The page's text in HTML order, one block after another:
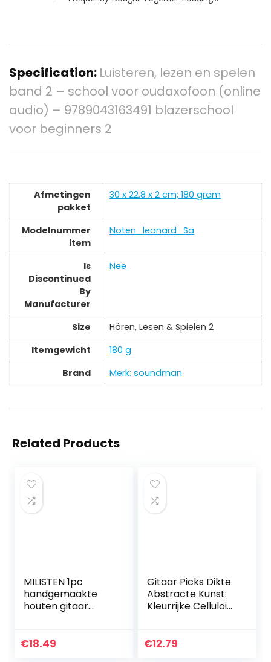
Specification: Luisteren, lezen en spelen
band 2 – school voor oudaxofoon (online
audio) – 9789043163491 blazerschool
voor beginners 2
Afmetingen
pakket
‎30 x 22.8 x 2 cm; 180 gram
Modelnummer
item
‎Noten_leonard_Sa
Is
Discontinued
By
Manufacturer
‎Nee
Size
‎Hören, Lesen & Spielen 2
Itemgewicht
‎180 g
Brand
Merk: soundman
Related Products
MILISTEN 1pc
handgemaakte
houten gitaar
muziekliefhebbers
€18.49
Gitaar Picks Dikte
Abstracte Kunst:
Kleurrijke Celluloid
Bass Elektrische
€12.79